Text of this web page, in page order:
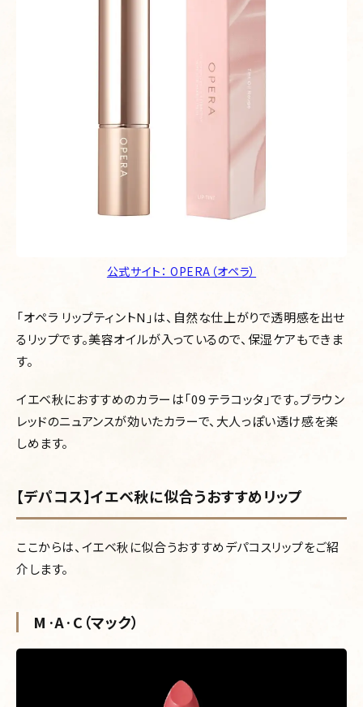
公式サイト： OPERA（オペラ）
「オペラ リップティントN」は、自然な仕上がりで透明感を出せ
るリップです。美容オイルが入っているので、保湿ケアもできま
す。
イエベ秋におすすめのカラーは「09 テラコッタ」です。ブラウン
レッドのニュアンスが効いたカラーで、大人っぽい透け感を楽
しめます。
【デパコス】イエベ秋に似合うおすすめリップ
ここからは、イエベ秋に似合うおすすめデパコスリップをご紹
介します。
M·A·C（マック）